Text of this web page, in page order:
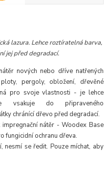
lazura. Lehce roztíratelná barva,
jej před degradací.
nových nebo dříve natřených
pergoly, obložení, dřevěné
pro svoje vlastnosti - je lehce
vsakuje do připraveného
chránící dřevo před degradací.
nátěr - Woodex Base
fungicidní ochranu dřeva.
nesmí se ředit. Pouze míchat, aby